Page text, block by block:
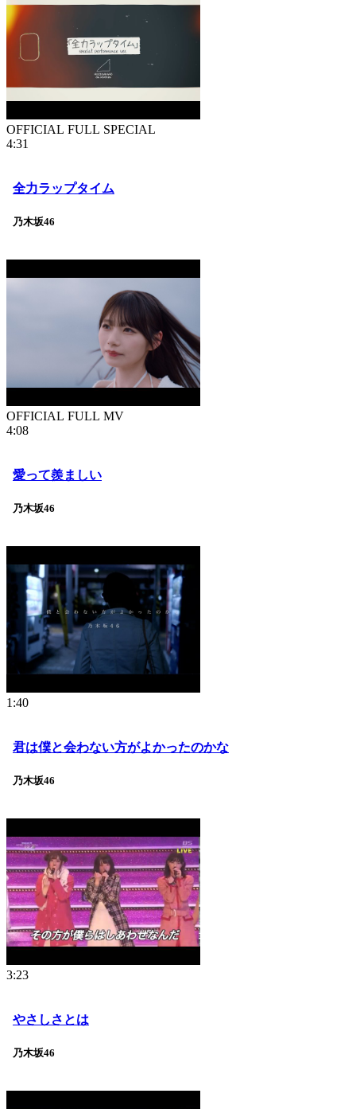
OFFICIAL FULL SPECIAL
4:31
全力ラップタイム
乃木坂46
OFFICIAL FULL MV
4:08
愛って羨ましい
乃木坂46
1:40
君は僕と会わない方がよかったのかな
乃木坂46
3:23
やさしさとは
乃木坂46